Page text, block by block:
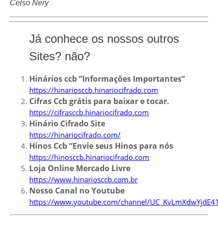
Celso Nery
Já conhece os nossos outros
Sites? não?
Hinários ccb “Informações Importantes”
https://hinariosccb.hinariocifrado.com
Cifras Ccb grátis para baixar e tocar.
https://cifrasccb.hinariocifrado.com
Hinário Cifrado Site
https://hinariocifrado.com/
Hinos Ccb “Envie seus Hinos para nós
https://hinosccb.hinariocifrado.com
Loja Online Mercado Livre
https://www.hinariosccb.com.br
Nosso Canal no Youtube
https://www.youtube.com/channel/